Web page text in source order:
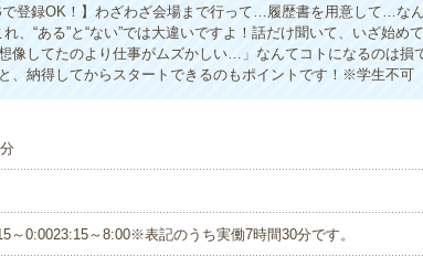
で登録OK！】わざわざ会場まで行って…履歴書を用意して…な
、“ある”と“ない”では大違いですよ！話だけ聞いて、いざ始め
像してたのより仕事がムズかしい…」なんてコトになるのは損
、納得してからスタートできるのもポイントです！※学生不可
～0:0023:15～8:00※表記のうち実働7時間30分です。